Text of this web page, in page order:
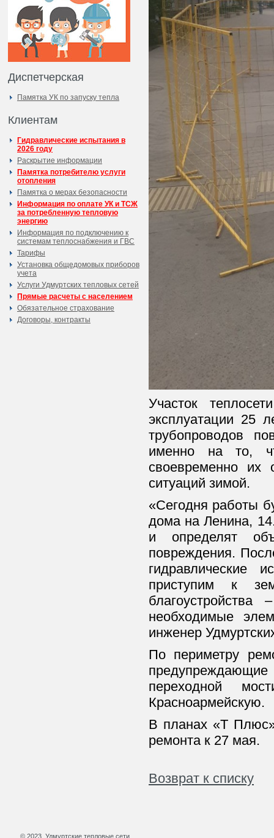
Диспетчерская
Памятка УК по запуску тепла
Клиентам
Гидравлические испытания в
2026 году
Раскрытие информации
Памятка потребителю услуги
отопления
Памятка о мерах безопасности
Информация по оплате УК и ТСЖ
за потребленную тепловую
энергию
Информация по подключению к
системам теплоснабжения и ГВС
Тарифы
Установка общедомовых приборов
учета
Услуги Удмуртских тепловых сетей
Прямые расчеты с населением
Обязательное страхование
Договоры, контракты
Участок
эксплуатации 25
трубопроводов
именно на то,
своевременно их
ситуаций зимой.
«Сегодня работы
дома на Ленина,
и определят
повреждения.
гидравлические
приступим к
необходимые
инженер
По периметру
предупреждающие
переходной
Красноармейскую.
В планах «Т
ремонта к 27 мая.
Возврат к списку
© 2023, Удмуртские тепловые сети